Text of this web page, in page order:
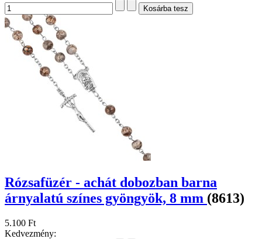
Rózsafüzér - achát dobozban barna
árnyalatú színes gyöngyök, 8 mm (8613)
5.100 Ft
Kedvezmény: